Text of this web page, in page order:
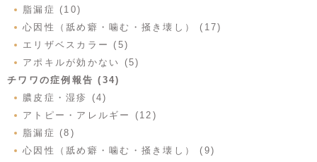
脂漏症 (10)
心因性（舐め癖・噛む・掻き壊し） (17)
エリザベスカラー (5)
アポキルが効かない (5)
チワワの症例報告 (34)
膿皮症・湿疹 (4)
アトピー・アレルギー (12)
脂漏症 (8)
心因性（舐め癖・噛む・掻き壊し） (9)